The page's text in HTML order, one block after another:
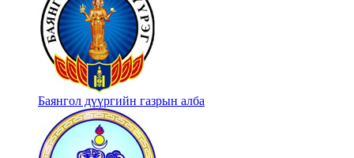
Баянгол дүүргийн газрын алба